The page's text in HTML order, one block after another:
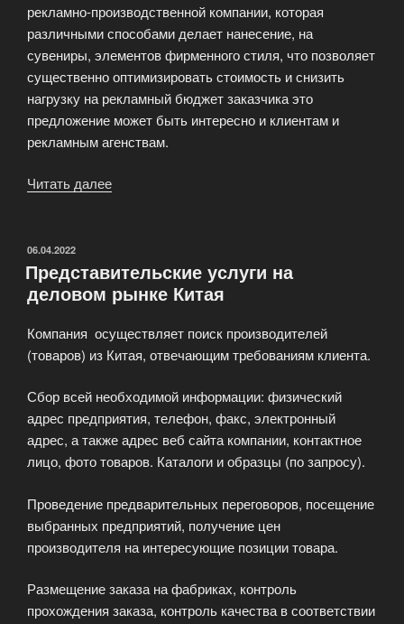
рекламно-производственной компании, которая
различными способами делает нанесение, на
сувениры, элементов фирменного стиля, что позволяет
существенно оптимизировать стоимость и снизить
нагрузку на рекламный бюджет заказчика это
предложение может быть интересно и клиентам и
рекламным агенствам.
Читать далее
бизнес
услуг»
ОПУБЛИКОВАНО
06.04.2022
Представительские услуги на
деловом рынке Китая
Компания осуществляет поиск производителей
(товаров) из Китая, отвечающим требованиям клиента.
Сбор всей необходимой информации: физический
адрес предприятия, телефон, факс, электронный
адрес, а также адрес веб сайта компании, контактное
лицо, фото товаров. Каталоги и образцы (по запросу).
Проведение предварительных переговоров, посещение
выбранных предприятий, получение цен
производителя на интересующие позиции товара.
Размещение заказа на фабриках, контроль
прохождения заказа, контроль качества в соответствии